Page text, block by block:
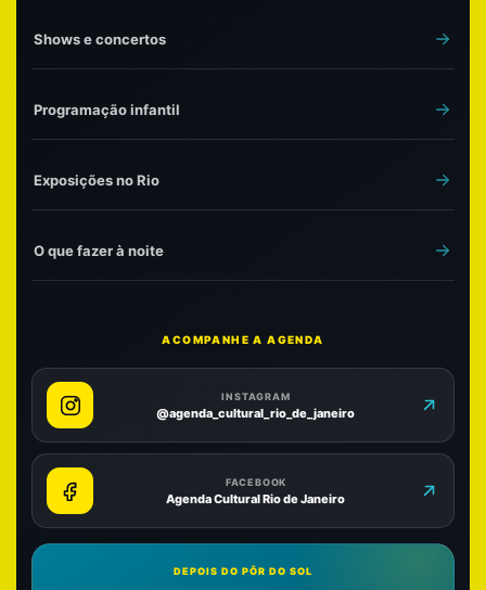
Shows e concertos
Programação infantil
Exposições no Rio
O que fazer à noite
ACOMPANHE A AGENDA
INSTAGRAM
@agenda_cultural_rio_de_janeiro
FACEBOOK
Agenda Cultural Rio de Janeiro
DEPOIS DO PÔR DO SOL